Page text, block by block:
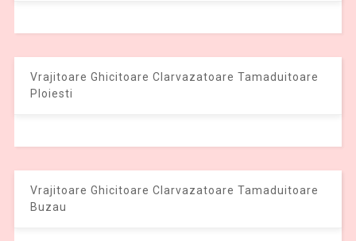
Vrajitoare Ghicitoare Clarvazatoare Tamaduitoare
Ploiesti
Vrajitoare Ghicitoare Clarvazatoare Tamaduitoare
Buzau